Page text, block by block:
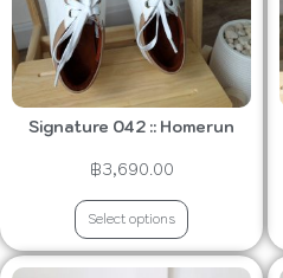
Signature 042 :: Homerun
฿3,690.00
Select options